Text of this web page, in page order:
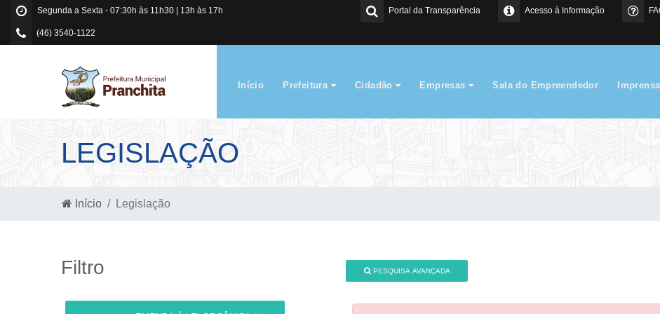
Segunda a Sexta - 07:30h às 11h30 | 13h às 17h
(46) 3540-1122
Acesso à Informação
Portal da Transparência
Início Prefeitura Cidadão Empresas Sala do Empreendedor Imprensa
LEGISLAÇÃO
Início Legislação
Filtro PESQUISA AVANÇADA